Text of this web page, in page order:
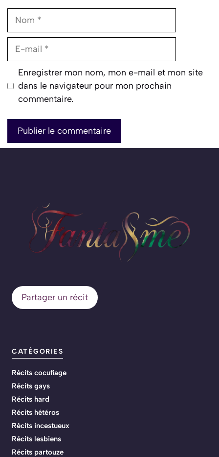
Nom
E-
Enregistrer mon nom, mon e-mail et mon site
dans le navigateur pour mon prochain
commentaire.
Partager un récit
CATÉGORIES
Récits cocufiage
Récits gays
Récits hard
Récits hétéros
Récits incestueux
Récits lesbiens
Récits partouze